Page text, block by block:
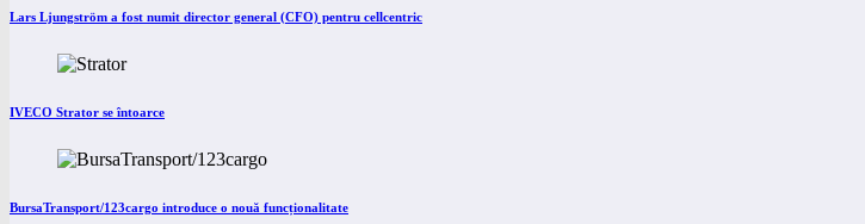
Lars Ljungström a fost numit director general (CFO) pentru cellcentric
IVECO Strator se întoarce
BursaTransport/123cargo introduce o nouă funcționalitate